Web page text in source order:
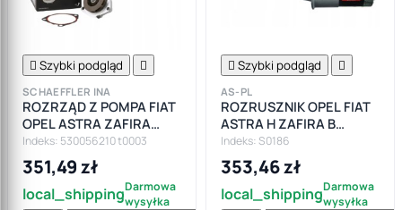
 Szybki podgląd 
SCHAEFFLER INA
ROZRZĄD Z POMPA FIAT
OPEL ASTRA ZAFIRA
VECTRA INSIGNIA A 1.9
2.0CDTI
Indeks: 530056210 t0003
351,49 zł
local_shippingDarmowa
wysyłka
 Szybki podgląd 
AS-PL
ROZRUSZNIK OPEL FIAT
ASTRA H ZAFIRA B
VECTRA C 1.9CDTI
INSIGNIA A 2.0CDTI
Indeks: S0186
353,46 zł
local_shippingDarmowa
wysyłka